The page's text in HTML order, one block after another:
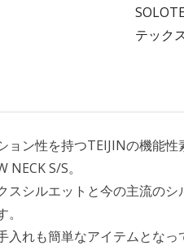
テック
ョン性を持つTEIJINの機能
S/S。
スシルエットと今の主流の
れも簡単なアイテムとなっ